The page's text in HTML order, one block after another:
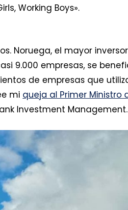
Working Boys».
Noruega, el mayor inversor
9.000 empresas, se
de empresas que
mi queja al Primer Ministro
Investment Management.